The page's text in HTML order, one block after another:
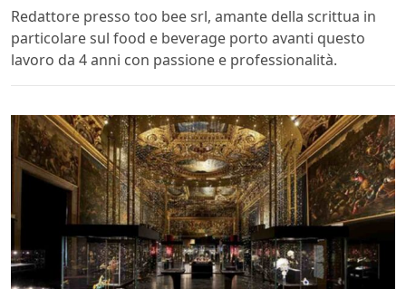
Redattore presso too bee srl, amante della scrittua in
particolare sul food e beverage porto avanti questo
lavoro da 4 anni con passione e professionalità.